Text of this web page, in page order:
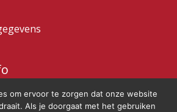
om ervoor te zorgen dat onze website
Als je doorgaat met het gebruiken